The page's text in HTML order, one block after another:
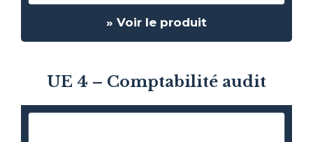
» Voir le produit
UE 4 – Comptabilité audit